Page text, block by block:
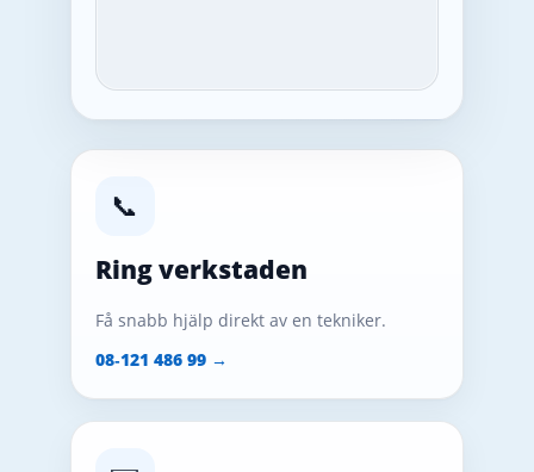
📞
Ring verkstaden
Få snabb hjälp direkt av en tekniker.
08‑121 486 99 →